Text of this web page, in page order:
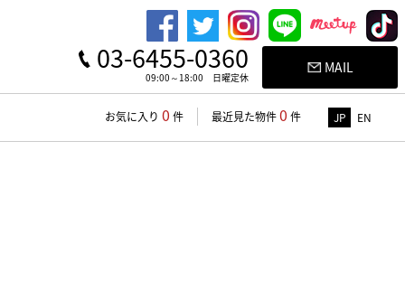
03-6455-0360
09:00～18:00 日曜定休
MAIL
お気に入り 0 件 最近見た物件0 件 JP EN